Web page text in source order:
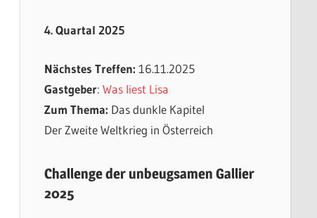
4. Quartal 2025
Nächstes Treffen: 16.11.2025
Gastgeber: Was liest Lisa
Zum Thema: Das dunkle Kapitel
Der Zweite Weltkrieg in Österreich
Challenge der unbeugsamen Gallier
2025